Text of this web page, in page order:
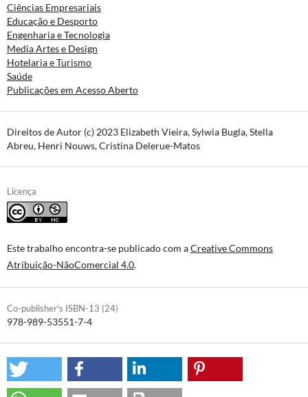
Ciências Empresariais
Educação e Desporto
Engenharia e Tecnologia
Media Artes e Design
Hotelaria e Turismo
Saúde
Publicações em Acesso Aberto
Direitos de Autor (c) 2023 Elizabeth Vieira, Sylwia Bugla, Stella
Abreu, Henri Nouws, Cristina Delerue-Matos
Licença
Este trabalho encontra-se publicado com aCreative Commons
Atribuição-NãoComercial 4.0.
Co-publisher's ISBN-13 (24)
978-989-53551-7-4